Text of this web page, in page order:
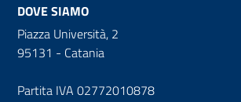
DOVE SIAMO
Piazza Università, 2
95131 - Catania
Partita IVA 02772010878